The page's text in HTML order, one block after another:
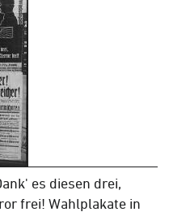
es diesen drei,
frei! Wahlplakate in